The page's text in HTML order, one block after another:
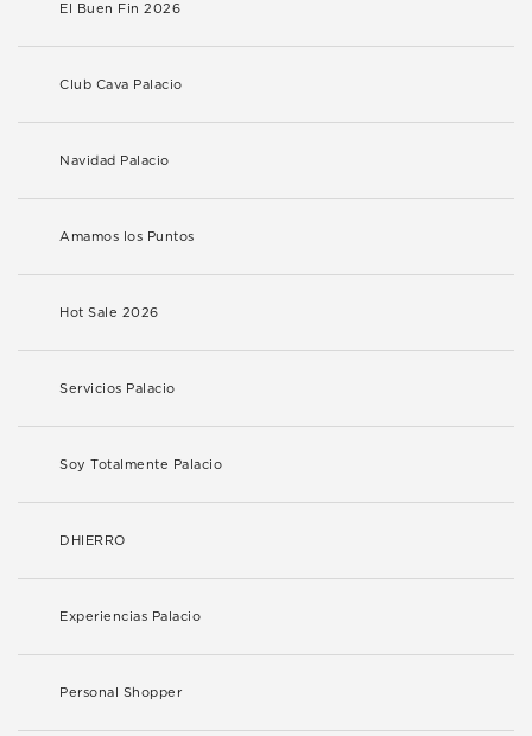
El Buen Fin 2026
Club Cava Palacio
Navidad Palacio
Amamos los Puntos
Hot Sale 2026
Servicios Palacio
Soy Totalmente Palacio
DHIERRO
Experiencias Palacio
Personal Shopper